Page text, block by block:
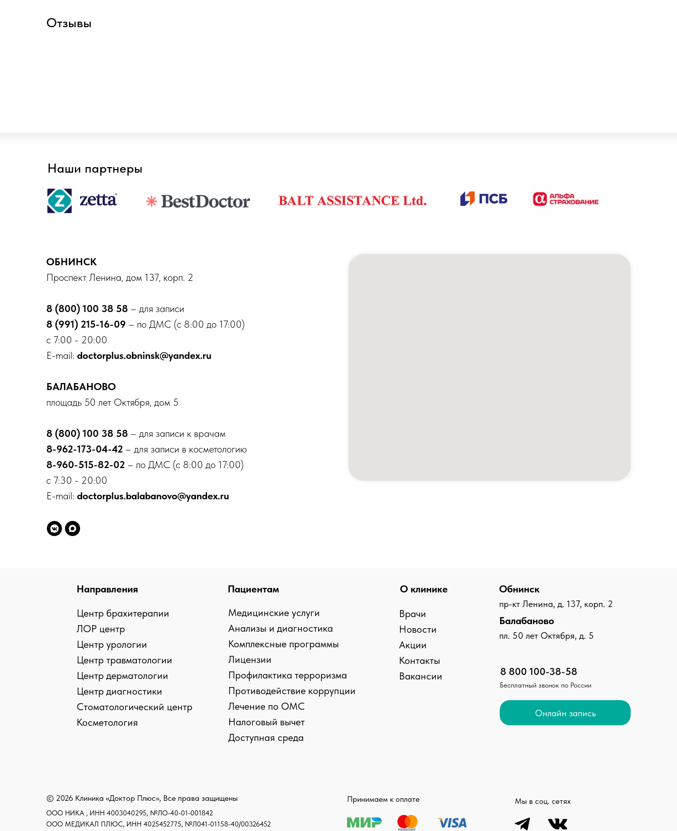
Отзывы
Наши партнеры
ОБНИНСК
Проспект Ленина, дом 137, корп. 2
8 (800) 100 38 58 – для записи
8 (991) 215-16-09 – по ДМС (с 8:00 до 17:00)
с 7:00 - 20:00
E-mail: doctorplus.obninsk@yandex.ru
БАЛАБАНОВО
площадь 50 лет Октября, дом 5
8 (800) 100 38 58 – для записи к врачам
8-962-173-04-42 – для записи в косметологию
8-960-515-82-02 – по ДМС (с 8:00 до 17:00)
с 7:30 - 20:00
E-mail: doctorplus.balabanovo@yandex.ru
О клинике
Пациентам
Направления
Онлайн запись
Обнинск
пр-кт Ленина, д. 137, корп. 2
Балабаново
пл. 50 лет Октября, д. 5
8 800 100-38-58
Бесплатный звонок по России
Врачи
Новости
Акции
Контакты
Вакансии
Медицинские услуги
Анализы и диагностика
Комплексные программы
Лицензии
Профилактика терроризма
Противодействие коррупции
Лечение по ОМС
Налоговый вычет
Доступная среда
Центр брахитерапии
ЛОР центр
Центр урологии
Центр травматологии
Центр дерматологии
Центр диагностики
Стоматологический центр
Косметология
Мы в соц. сетях
Принимаем к оплате
› › Предупреждение об использовании файлов cookies и сборе статистики
› › Согласие на обработку персональных данных
© 2026 Клиника «Доктор Плюс», Все права защищены
ООО МЕДИКАЛ ПЛЮС, ИНН 4025452775, №Л041-01158-40/00326452
ООО НИКА , ИНН 4003040295, №ЛО-40-01-001842